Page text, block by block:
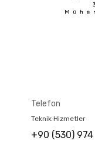
Telefon
Teknik Hizmetler
+90 (530) 974
El Tipi